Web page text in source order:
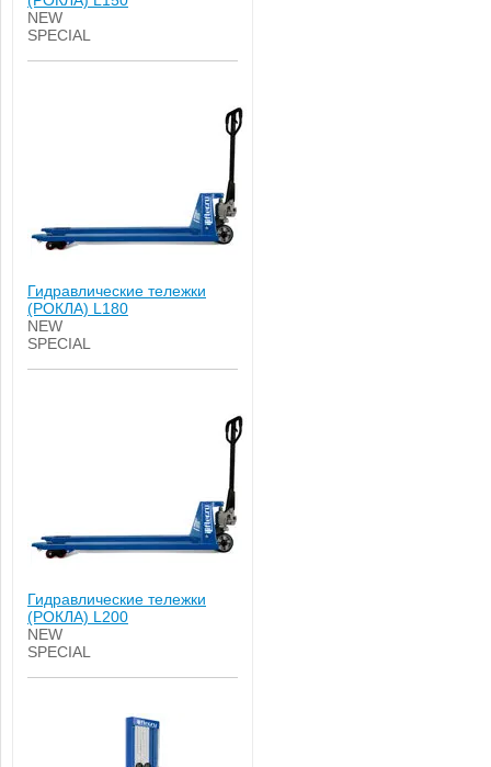
NEW
SPECIAL
Гидравлические тележки
(РОКЛА) L180
NEW
SPECIAL
Гидравлические тележки
(РОКЛА) L200
NEW
SPECIAL